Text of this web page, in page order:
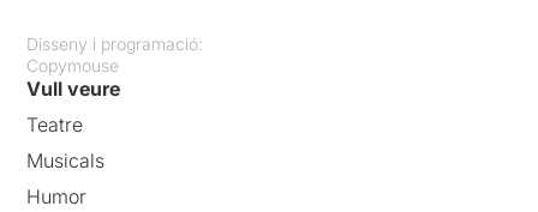
Disseny i programació:
Copymouse
Vull veure
Teatre
Musicals
Humor